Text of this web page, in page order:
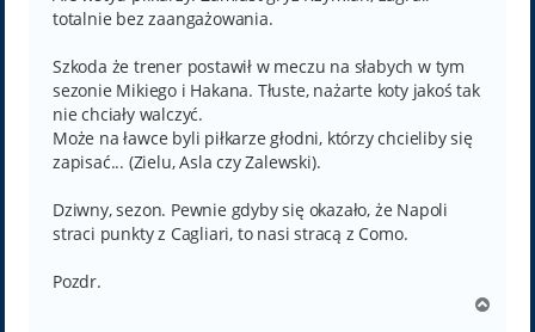
totalnie bez zaangażowania.
Szkoda że trener postawił w meczu na słabych w tym
sezonie Mikiego i Hakana. Tłuste, nażarte koty jakoś tak
nie chciały walczyć.
Może na ławce byli piłkarze głodni, którzy chcieliby się
zapisać... (Zielu, Asla czy Zalewski).
Dziwny, sezon. Pewnie gdyby się okazało, że Napoli
straci punkty z Cagliari, to nasi stracą z Como.
Pozdr.